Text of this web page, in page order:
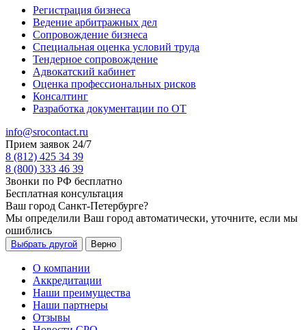
Регистрация бизнеса
Ведение арбитражных дел
Сопровождение бизнеса
Специальная оценка условий труда
Тендерное сопровождение
Адвокатский кабинет
Оценка профессиональных рисков
Консалтинг
Разработка документации по ОТ
info@srocontact.ru
Прием заявок 24/7
8 (812) 425 34 39
8 (800) 333 46 39
Звонки по РФ бесплатно
Бесплатная консультация
Ваш город Санкт-Петербурге?
Мы определили Ваш город автоматически, уточните, если мы
ошиблись
Выбрать другой Верно
О компании
Аккредитации
Наши преимущества
Наши партнеры
Отзывы